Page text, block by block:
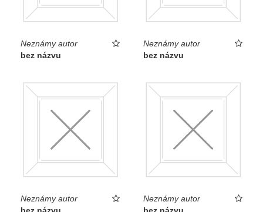
Neznámy autor
bez názvu
Neznámy autor
bez názvu
Neznámy autor
Neznámy autor